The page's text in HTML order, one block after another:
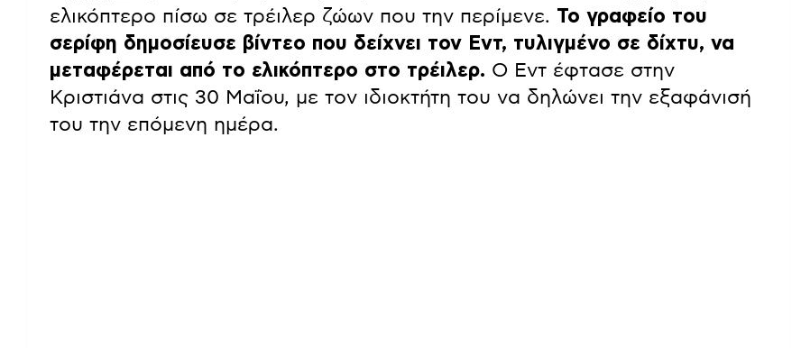
ελικόπτερο πίσω σε τρέιλερ ζώων που την περίμενε. Το γραφείο του
σερίφη δημοσίευσε βίντεο που δείχνει τον Εντ, τυλιγμένο σε δίχτυ, να
μεταφέρεται από το ελικόπτερο στο τρέιλερ. Ο Εντ έφτασε στην
Κριστιάνα στις 30 Μαΐου, με τον ιδιοκτήτη του να δηλώνει την εξαφάνισή
του την επόμενη ημέρα.